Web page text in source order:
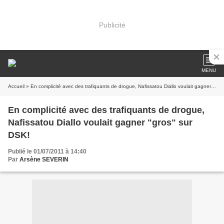
Publicité
MENU
Accueil » En complicité avec des trafiquants de drogue, Nafissatou Diallo voulait gagner "gros" sur DSK!
En complicité avec des trafiquants de drogue,
Nafissatou Diallo voulait gagner "gros" sur
DSK!
Publié le 01/07/2011 à 14:40
Par Arsène SEVERIN